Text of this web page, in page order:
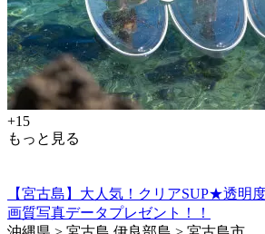
+15
もっと見る
【宮古島】大人気！クリアSUP★透明
画質写真データプレゼント！！